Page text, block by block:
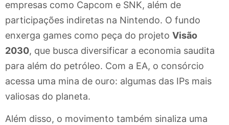
empresas como Capcom e SNK, além de
participações indiretas na Nintendo. O fundo
enxerga games como peça do projeto Visão
2030, que busca diversificar a economia saudita
para além do petróleo. Com a EA, o consórcio
acessa uma mina de ouro: algumas das IPs mais
valiosas do planeta.
Além disso, o movimento também sinaliza uma